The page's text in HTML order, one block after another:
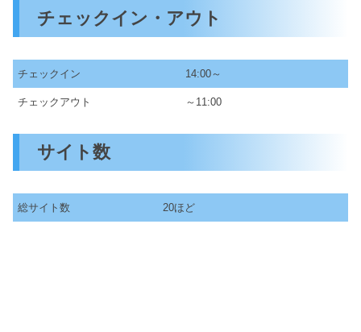
チェックイン・アウト
チェックイン 14:00～
チェックアウト ～11:00
サイト数
総サイト数 20ほど